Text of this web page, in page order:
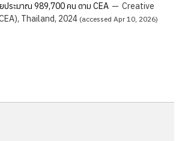
ประมาณ 989,700 คน ตาม CEA — Creative
Thailand, 2024 (accessed Apr 10, 2026)